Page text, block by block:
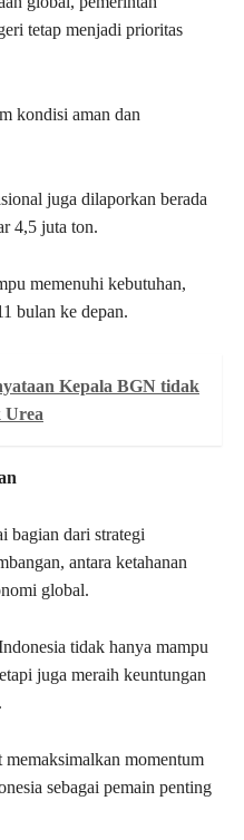
tetap menjadi prioritas
kondisi aman dan
juga dilaporkan berada
4,5 juta ton.
memenuhi kebutuhan,
bulan ke depan.
Kepala BGN tidak
Urea
bagian dari strategi
antara ketahanan
global.
tidak hanya mampu
juga meraih keuntungan
memaksimalkan momentum
sebagai pemain penting